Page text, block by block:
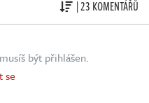
| 23 KOMENTÁŘŮ
být přihlášen.
se